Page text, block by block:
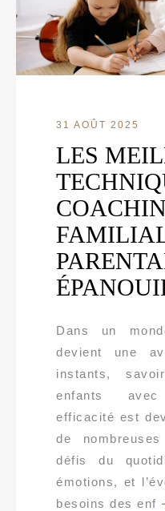
31 AOÛT 2025
LES
Dans un
devient une
instants,
enfants
efficacité est
de
défis du
émotions, et
besoins des enf